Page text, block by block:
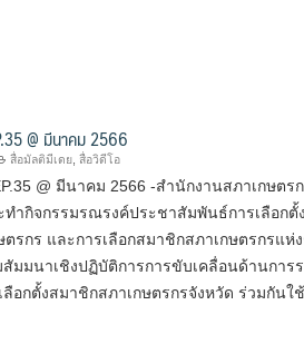
@ มีนาคม 2566
สื่อมัลติมีเดย, สื่อวิดีโอ
@ มีนาคม 2566 -สำนักงานสภาเกษต
ำกิจกรรมรณรงค์ประชาสัมพันธ์การเลือกตั้
ตรกร และการเลือกสมาชิกสภาเกษตรกรแห่
สัมมนาเชิงปฏิบัติการการขับเคลื่อนด้านกา
ลือกตั้งสมาชิกสภาเกษตรกรจังหวัด ร่วมกันใ